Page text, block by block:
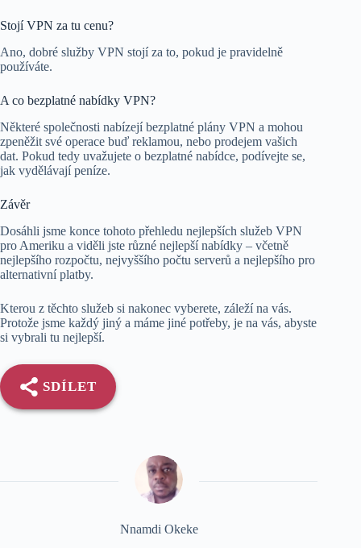
Stojí VPN za tu cenu?
Ano, dobré služby VPN stojí za to, pokud je pravidelně
používáte.
A co bezplatné nabídky VPN?
Některé společnosti nabízejí bezplatné plány VPN a mohou
zpeněžit své operace buď reklamou, nebo prodejem vašich
dat. Pokud tedy uvažujete o bezplatné nabídce, podívejte se,
jak vydělávají peníze.
Závěr
Dosáhli jsme konce tohoto přehledu nejlepších služeb VPN
pro Ameriku a viděli jste různé nejlepší nabídky – včetně
nejlepšího rozpočtu, nejvyššího počtu serverů a nejlepšího pro
alternativní platby.
Kterou z těchto služeb si nakonec vyberete, záleží na vás.
Protože jsme každý jiný a máme jiné potřeby, je na vás, abyste
si vybrali tu nejlepší.
SDÍLET
Nnamdi Okeke